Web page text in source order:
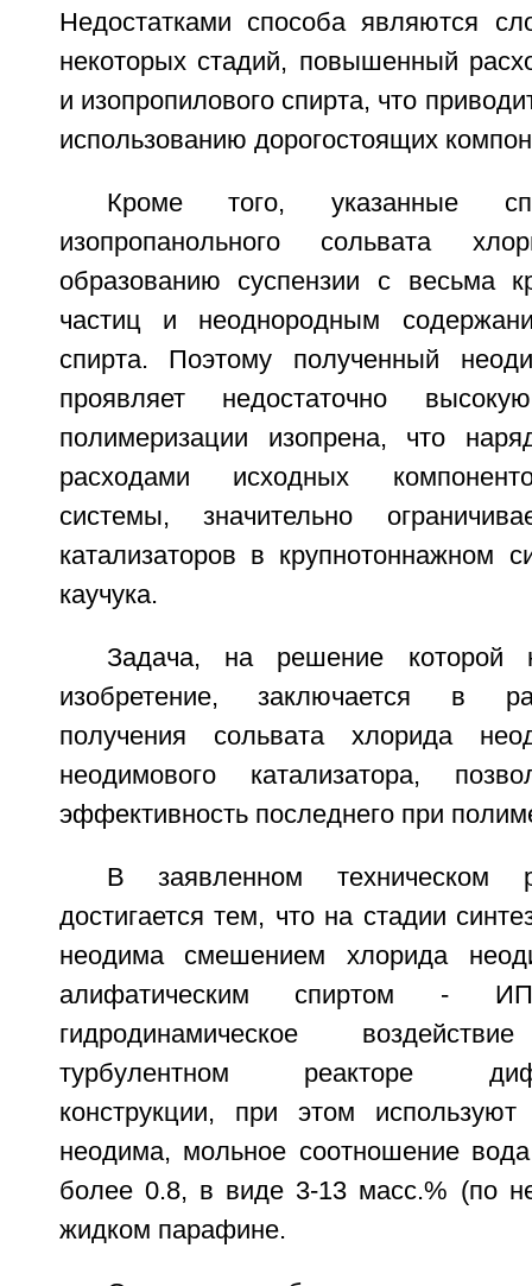
Недостатками способа являются
некоторых стадий, повышенный
и изопропилового спирта, что
использованию дорогостоящих
Кроме того, указанные
изопропанольного сольвата
образованию суспензии с весьма
частиц и неоднородным
спирта. Поэтому полученный
проявляет недостаточно
полимеризации изопрена, что
расходами исходных
системы, значительно
катализаторов в крупнотоннажном
каучука.
Задача, на решение которой
изобретение, заключается в
получения сольвата хлорида
неодимового катализатора,
эффективность последнего при
В заявленном техническом
достигается тем, что на стадии
неодима смешением хлорида
алифатическим спиртом -
гидродинамическое
турбулентном реакторе
конструкции, при этом
неодима, мольное соотношение
более 0.8, в виде 3-13 масс.% (по
жидком парафине.